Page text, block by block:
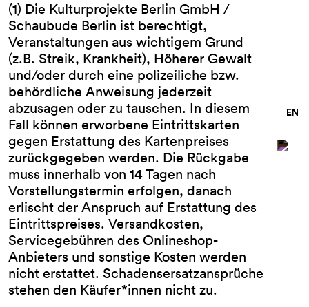
(1) Die Kulturprojekte Berlin GmbH /
Schaubude Berlin ist berechtigt,
Veranstaltungen aus wichtigem Grund
(z.B. Streik, Krankheit), Höherer Gewalt
und/oder durch eine polizeiliche bzw.
behördliche Anweisung jederzeit
abzusagen oder zu tauschen. In diesem
Fall können erworbene Eintrittskarten
gegen Erstattung des Kartenpreises
zurückgegeben werden. Die Rückgabe
muss innerhalb von 14 Tagen nach
Vorstellungstermin erfolgen, danach
erlischt der Anspruch auf Erstattung des
Eintrittspreises. Versandkosten,
Servicegebühren des Onlineshop-
Anbieters und sonstige Kosten werden
nicht erstattet. Schadensersatzansprüche
stehen den Käufer*innen nicht zu.